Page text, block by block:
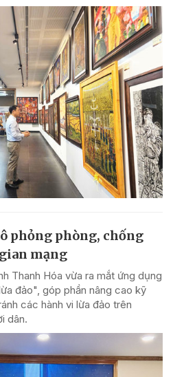
phỏng phòng, chống
mạng
Thanh Hóa vừa ra mắt ứng dụng
đảo", góp phần nâng cao kỹ
các hành vi lừa đảo trên
dân.